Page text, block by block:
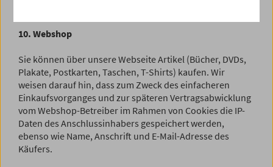
10. Webshop
Sie können über unsere Webseite Artikel (Bücher, DVDs,
Plakate, Postkarten, Taschen, T-Shirts) kaufen. Wir
weisen darauf hin, dass zum Zweck des einfacheren
Einkaufsvorganges und zur späteren Vertragsabwicklung
vom Webshop-Betreiber im Rahmen von Cookies die IP-
Daten des Anschlussinhabers gespeichert werden,
ebenso wie Name, Anschrift und E-Mail-Adresse des
Käufers.